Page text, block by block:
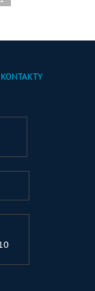
KONTAKTY